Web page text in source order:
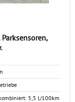
kombiniert: 5,5 l/100km